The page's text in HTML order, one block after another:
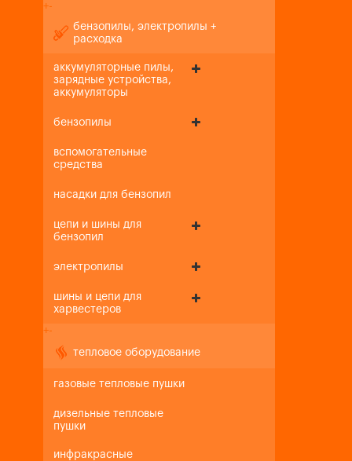
+-
бензопилы, электропилы +
расходка
аккумуляторные пилы,
зарядные устройства,
аккумуляторы
бензопилы
вспомогательные
средства
насадки для бензопил
цепи и шины для
бензопил
электропилы
шины и цепи для
харвестеров
+-
тепловое оборудование
газовые тепловые пушки
дизельные тепловые
пушки
инфракрасные